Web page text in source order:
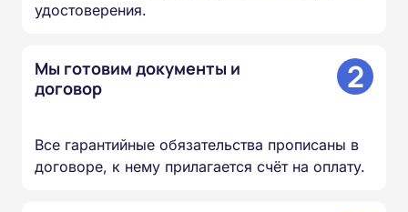
удостоверения.
Мы готовим документы и
договор
2
Все гарантийные обязательства прописаны в
договоре, к нему прилагается счёт на оплату.